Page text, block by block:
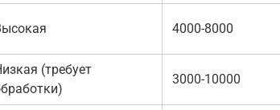
4000-8000
(требует
3000-10000